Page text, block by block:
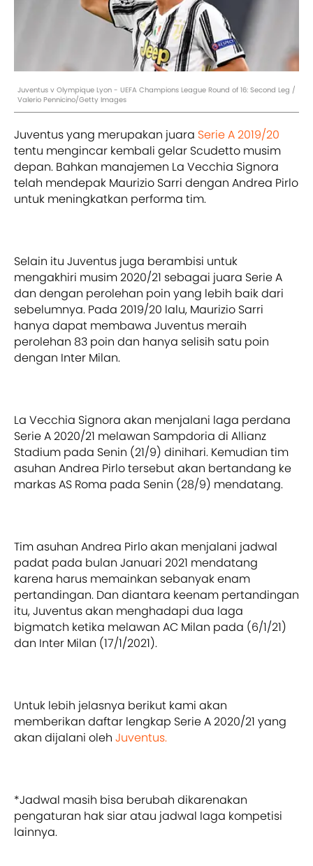
Juventus v Olympique Lyon - UEFA Champions League Round of 16: Second Leg /
Valerio Pennicino/Getty Images
Juventus yang merupakan juara Serie A 2019/20
tentu mengincar kembali gelar Scudetto musim
depan. Bahkan manajemen La Vecchia Signora
telah mendepak Maurizio Sarri dengan Andrea Pirlo
untuk meningkatkan performa tim.
Selain itu Juventus juga berambisi untuk
mengakhiri musim 2020/21 sebagai juara Serie A
dan dengan perolehan poin yang lebih baik dari
sebelumnya. Pada 2019/20 lalu, Maurizio Sarri
hanya dapat membawa Juventus meraih
perolehan 83 poin dan hanya selisih satu poin
dengan Inter Milan.
La Vecchia Signora akan menjalani laga perdana
Serie A 2020/21 melawan Sampdoria di Allianz
Stadium pada Senin (21/9) dinihari. Kemudian tim
asuhan Andrea Pirlo tersebut akan bertandang ke
markas AS Roma pada Senin (28/9) mendatang.
Tim asuhan Andrea Pirlo akan menjalani jadwal
padat pada bulan Januari 2021 mendatang
karena harus memainkan sebanyak enam
pertandingan. Dan diantara keenam pertandingan
itu, Juventus akan menghadapi dua laga
bigmatch ketika melawan AC Milan pada (6/1/21)
dan Inter Milan (17/1/2021).
Untuk lebih jelasnya berikut kami akan
memberikan daftar lengkap Serie A 2020/21 yang
akan dijalani oleh Juventus.
*Jadwal masih bisa berubah dikarenakan
pengaturan hak siar atau jadwal laga kompetisi
lainnya.